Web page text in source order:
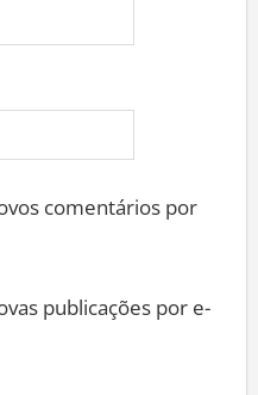
comentários por
publicações por e-